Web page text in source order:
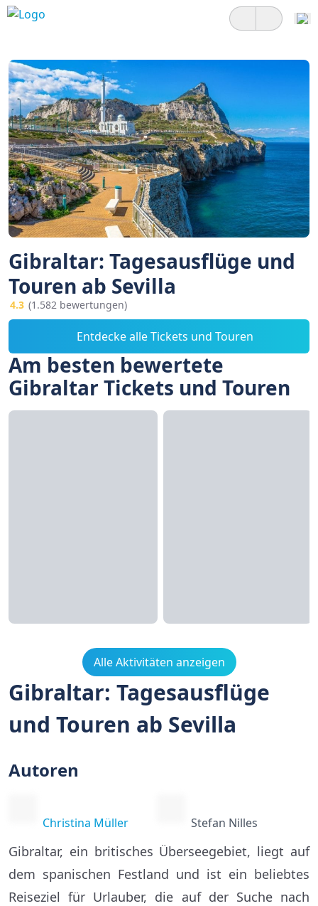
Gibraltar: Tagesausflüge und
Touren ab Sevilla
4.3 (1.582 bewertungen)
Entdecke alle Tickets und Touren
Am besten bewertete
Gibraltar Tickets und Touren
Alle Aktivitäten anzeigen
Gibraltar: Tagesausflüge
und Touren ab Sevilla
Autoren
Christina Müller Stefan Nilles
Gibraltar, ein britisches Überseegebiet, liegt auf
dem spanischen Festland und ist ein beliebtes
Reiseziel für Urlauber, die auf der Suche nach